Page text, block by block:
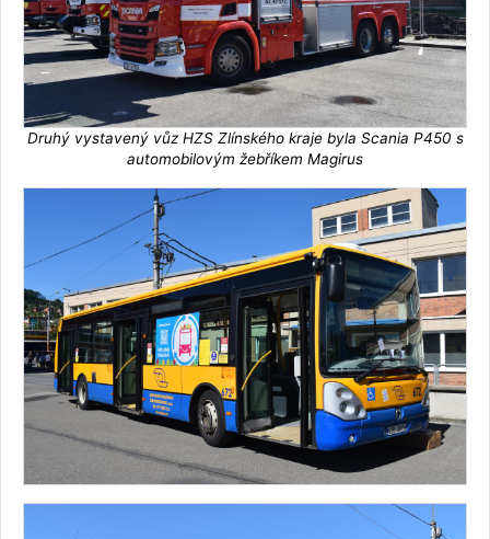
Druhý vystavený vůz HZS Zlínského kraje byla Scania P450 s
automobilovým žebříkem Magirus